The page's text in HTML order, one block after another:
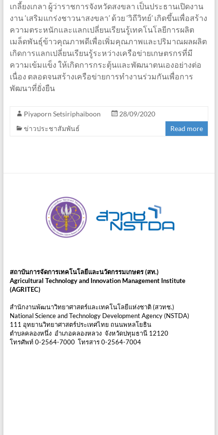
เกลี้ยงเกลา ผู้ว่าราชการจังหวัดสงขลา เป็นประธานเปิดงาน
งาน ‘เสริมแกร่งชาวนาสงขลา’ ด้วย ‘วิถีวิทย์’ เกิดขึ้นเพื่อสร้าง
ความตระหนักและแลกเปลี่ยนเรียนรู้เทคโนโลยีการผลิต
เมล็ดพันธุ์ข้าวคุณภาพดีเพื่อเพิ่มคุณภาพและปริมาณผลผลิต
เกิดการแลกเปลี่ยนเรียนรู้ระหว่างเครือข่ายเกษตรกรที่มี
ความเข้มแข็ง ให้เกิดการกระตุ้นและพัฒนาตนเองอย่างต่อ
เนื่อง ตลอดจนสร้างเครือข่ายการทำงานร่วมกันเพื่อการ
พัฒนาที่ยั่งยืน
Piyaporn Setsiriphaiboon
28/09/2020
ข่าวประชาสัมพันธ์
Read more
สถาบันการจัดการเทคโนโลยีและนวัตกรรมเกษตร (สท.)
Agricultural Technology and Innovation Management Institute
(AGRITEC)
สำนักงานพัฒนาวิทยาศาสตร์และเทคโนโลยีแห่งชาติ (สวทช.)
National Science and Technology Development Agency (NSTDA)
111 อุทยานวิทยาศาสตร์ประเทศไทย ถนนพหลโยธิน
ตำบลคลองหนึ่ง อำเภอคลองหลวง จังหวัดปทุมธานี 12120
โทรศัพท์ 0-2564-7000 โทรสาร 0-2564-7004